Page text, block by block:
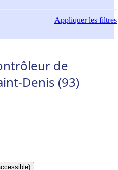
Appliquerles filtres
de
Denis (93)